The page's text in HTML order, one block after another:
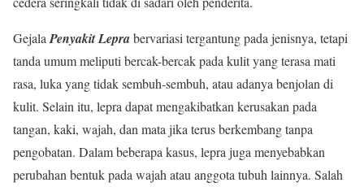
Gejala Penyakit Leprabervariasi tergantung pada jenisnya, tetapi
tanda umum meliputi bercak-bercak pada kulit yang terasa mati
rasa, luka yang tidak sembuh-sembuh, atau adanya benjolan di
kulit. Selain itu, lepra dapat mengakibatkan kerusakan pada
tangan, kaki, wajah, dan mata jika terus berkembang tanpa
pengobatan. Dalam beberapa kasus, lepra juga menyebabkan
perubahan bentuk pada wajah atau anggota tubuh lainnya. Salah